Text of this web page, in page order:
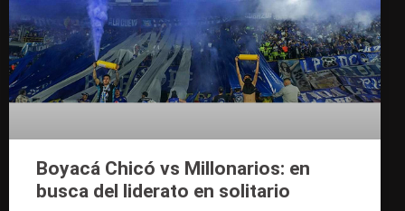
Boyacá Chicó vs Millonarios: en
busca del liderato en solitario